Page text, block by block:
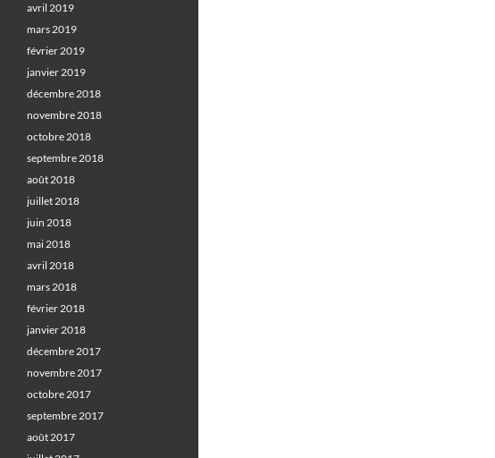
avril 2019
mars 2019
février 2019
janvier 2019
décembre 2018
novembre 2018
octobre 2018
septembre 2018
août 2018
juillet 2018
juin 2018
mai 2018
avril 2018
mars 2018
février 2018
janvier 2018
décembre 2017
novembre 2017
octobre 2017
septembre 2017
août 2017